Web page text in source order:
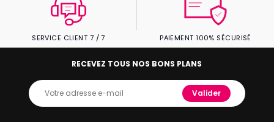
SERVICE CLIENT 7 / 7 PAIEMENT 100% SÉCURISÉ
RECEVEZ TOUS NOS BONS PLANS
Valider